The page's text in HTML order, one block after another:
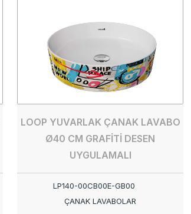
LOOP YUVARLAK ÇANAK LAVABO
Ø40 CM GRAFİTİ DESEN
UYGULAMALI
LP140-00CB00E-GB00
ÇANAK LAVABOLAR